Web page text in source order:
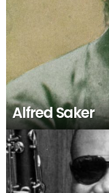
Alfred Saker